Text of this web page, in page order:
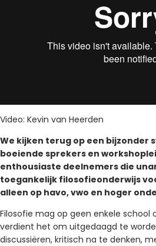
Video: Kevin van Heerden
We kijken terug op een bijzonder
boeiende sprekers en
enthousiaste deelnemers die
toegankelijk filosofieonderwijs
alleen op havo, vwo en hoger
Filosofie mag op geen enkele school
verdient het om uitgedaagd te
discussiëren, kritisch na te denken,